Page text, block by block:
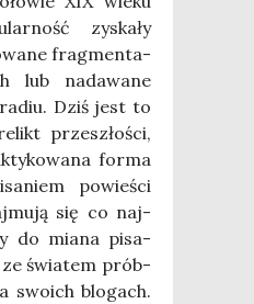
zyska­ły
frag­men­ta­
lub nada­wa­ne
Dziś jest to
prze­szło­ści,
for­ma
powie­ści
się co naj­
do mia­na pisa­
ze świa­tem prób­
swo­ich blo­gach.